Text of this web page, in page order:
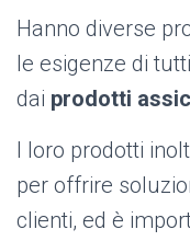
Hanno diverse
le esigenze di
dai prodotti
I loro prodotti
per offrire
clienti, ed è